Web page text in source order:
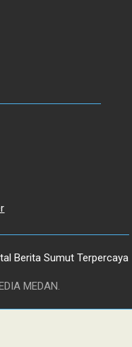
Berita Sumut Terpercaya
MEDAN.